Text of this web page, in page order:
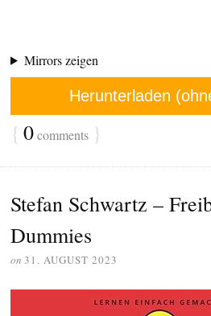
Mirrors zeigen
Herunterladen
{ 0comments }
Stefan Schwartz –
Dummies
on 31. AUGUST 2023